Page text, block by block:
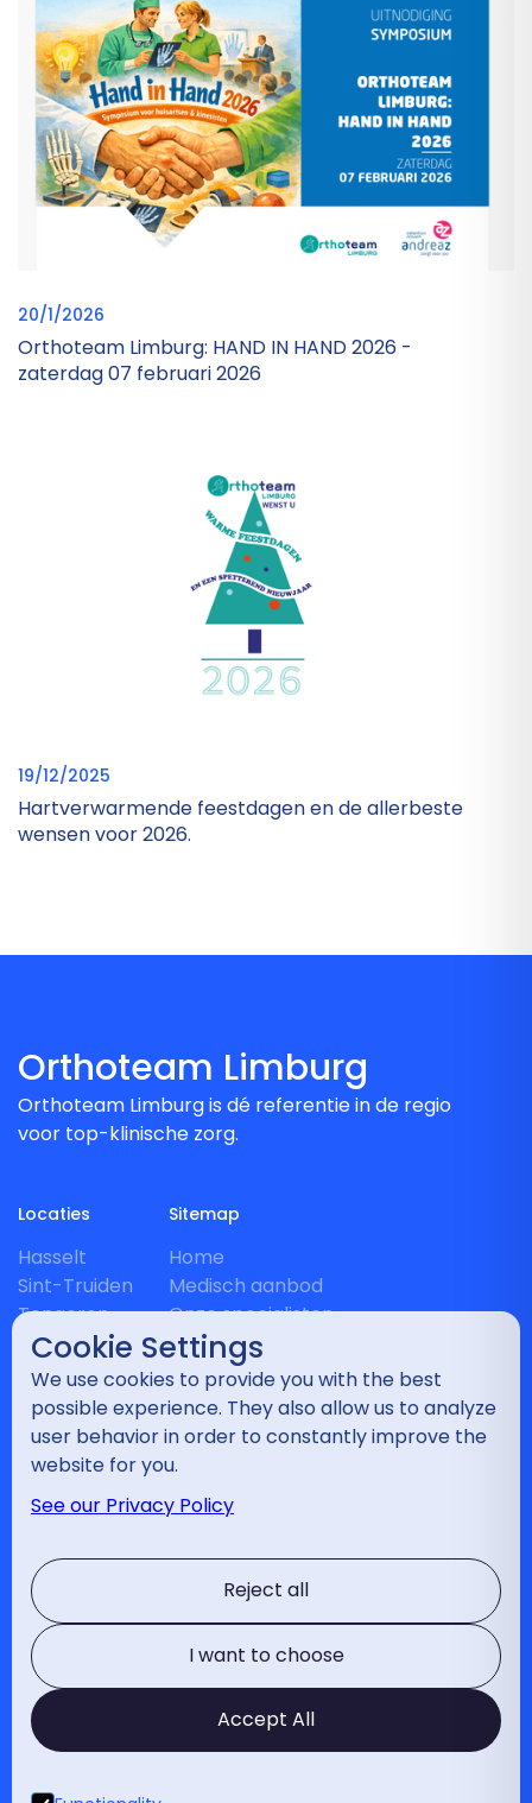
20/1/2026
Orthoteam Limburg: HAND IN HAND 2026 -
zaterdag 07 februari 2026
19/12/2025
Hartverwarmende feestdagen en de allerbeste
wensen voor 2026.
Orthoteam Limburg
Orthoteam Limburg is dé referentie in de regio
voor top-klinische zorg.
Locaties
Hasselt
Sint-Truiden
Tongeren
Heusden-Zolder
Maasmechelen
Landen
Bilzen
Sitemap
Home
Medisch aanbod
Onze specialisten
Nieuws
Relevante links
Vragenlijst
Contact
Disciplines
Schouder
Elleboog
Hand en pols
Heup
Knie
Enkel
Diabetesvoetkliniek
Traumatologie
Cookie Settings
We use cookies to provide you with the best
possible experience. They also allow us to analyze
user behavior in order to constantly improve the
website for you.
See our Privacy Policy
Reject all
I want to choose
Accept All